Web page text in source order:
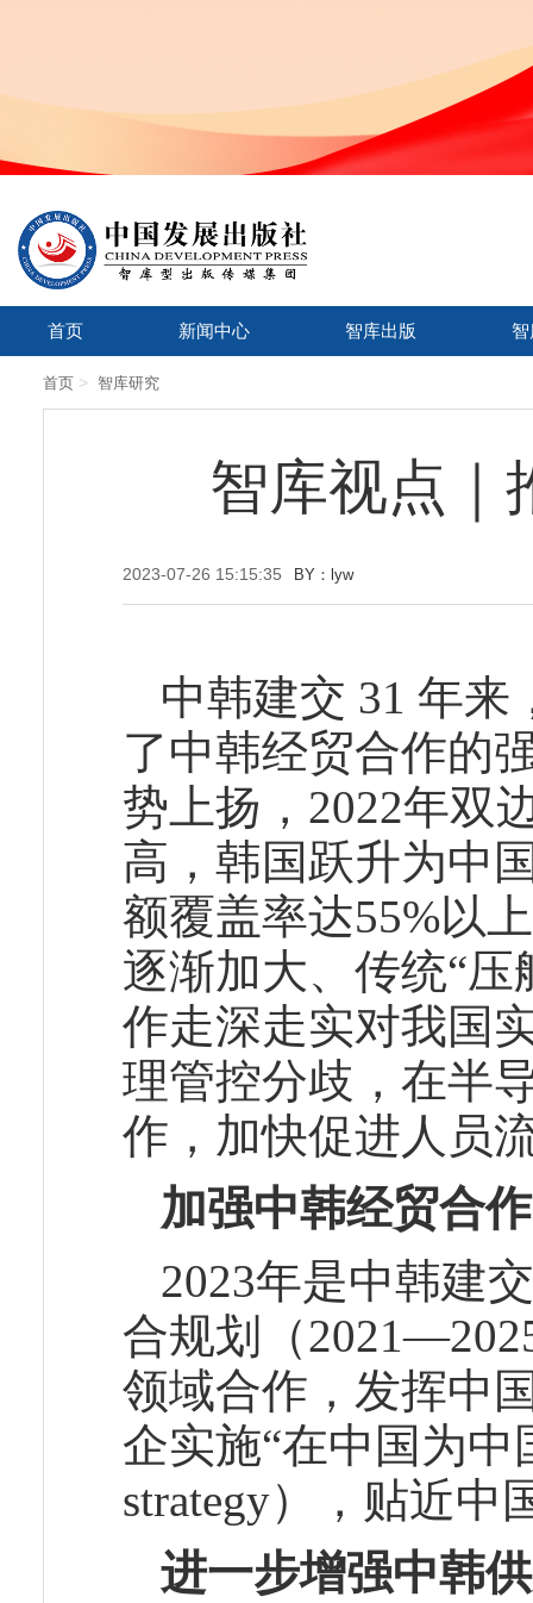
首页 新闻中心 智库出版
首页 > 智库研究
智库视点｜
2023-07-26 15:15:35 BY：lyw
中韩建交 31 年
了中韩经贸合作的
势上扬，2022年双
高，韩国跃升为中
额覆盖率达55%以
逐渐加大、传统“
作走深走实对我国
理管控分歧，在半
作，加快促进人员
加强中韩经贸合
2023年是中韩建
合规划（
领域合作，发挥中
企实施“在中国为中
strategy），贴近
进一步增强中韩